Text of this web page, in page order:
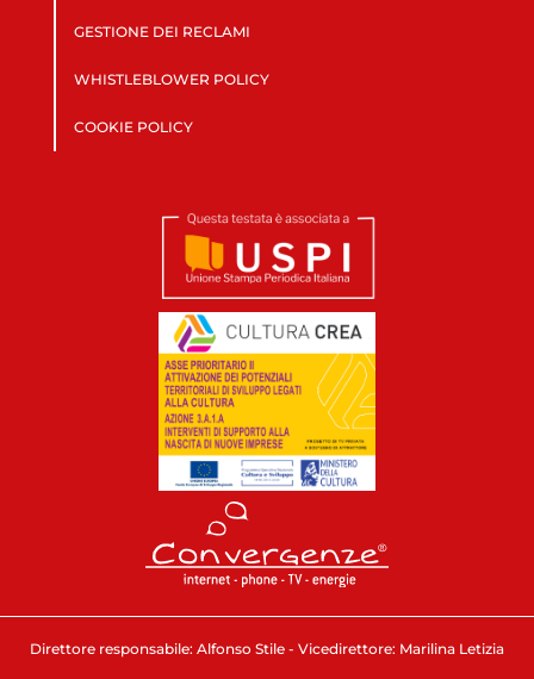
GESTIONE DEI RECLAMI
WHISTLEBLOWER POLICY
COOKIE POLICY
Direttore responsabile: Alfonso Stile - Vicedirettore: Marilina Letizia